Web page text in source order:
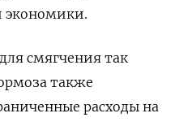
экономики.
смягчения так
также
расходы на